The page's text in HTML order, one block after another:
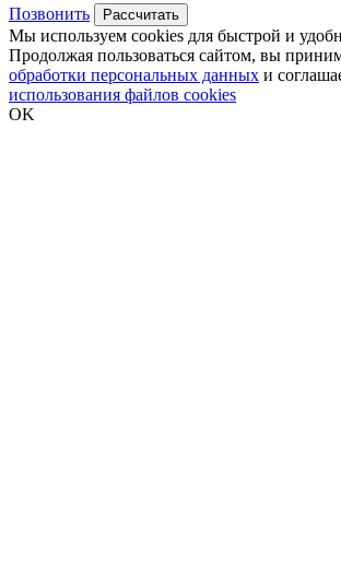
Позвонить Рассчитать
Мы используем cookies для быстрой и
Продолжая пользоваться сайтом, вы
обработки персональных данных и
использования файлов cookies
OK